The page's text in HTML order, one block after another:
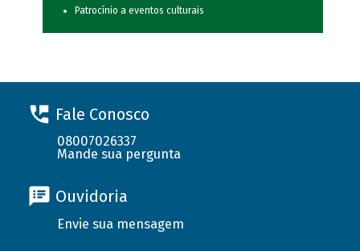
Patrocínio a eventos culturais
Fale Conosco
08007026337
Mande sua pergunta
Ouvidoria
Envie sua mensagem